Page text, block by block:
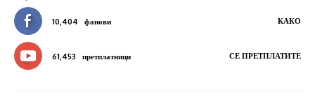
10,404 фанови КАКО
61,453 претплатници СЕ ПРЕТПЛАТИТЕ